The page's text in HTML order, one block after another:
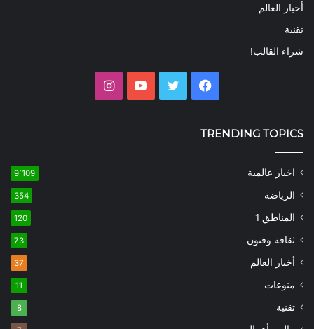
أخبار العالم
تقنية
شراء القالب!
فيسبوك تويتر يوتيوب
TRENDING TOPICS
اخبار عالمية 9٬109
الرياضة 354
المناطق 1 120
ثقافة وفنون 73
أخبار العالم 37
منوعات 11
تقنية 8